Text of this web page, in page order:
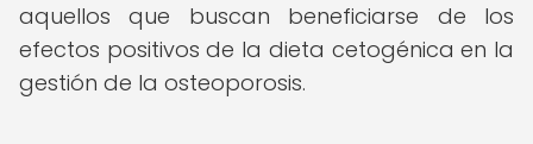
aquellos que buscan beneficiarse de los
efectos positivos de la dieta cetogénica en la
gestión de la osteoporosis.